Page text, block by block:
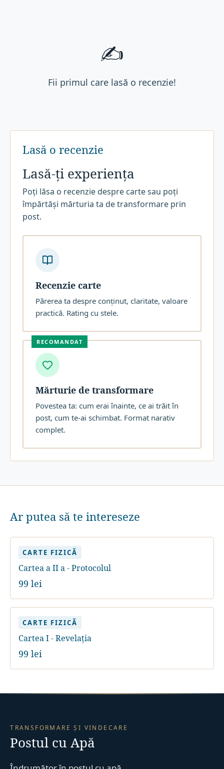
✍️
Fii primul care lasă o recenzie!
Lasă o recenzie
Lasă-ți experiența
Poți lăsa o recenzie despre carte sau poți
împărtăși mărturia ta de transformare prin
post.
Recenzie carte
Părerea ta despre conținut, claritate, valoare
practică. Rating cu stele.
RECOMANDAT
Mărturie de transformare
Povestea ta: cum erai înainte, ce ai trăit în
post, cum te-ai schimbat. Format narativ
complet.
Ar putea să te intereseze
CARTE FIZICĂ
Cartea a II a - Protocolul
99 lei
CARTE FIZICĂ
Cartea I - Revelația
99 lei
TRANSFORMARE ȘI VINDECARE
Postul cu Apă